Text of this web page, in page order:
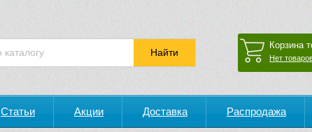
Корзина
Нет
Статьи Акции Доставка Распродажа